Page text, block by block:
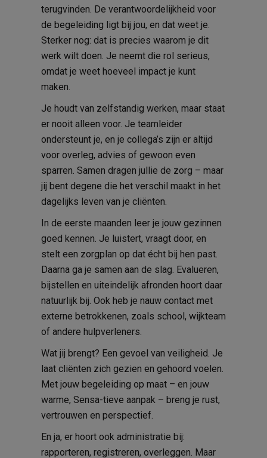
terugvinden. De verantwoordelijkheid voor
de begeleiding ligt bij jou, en dat weet je.
Sterker nog: dat is precies waarom je dit
werk wilt doen. Je neemt die rol serieus,
omdat je weet hoeveel impact je kunt
maken.
Je houdt van zelfstandig werken, maar staat
er nooit alleen voor. Je teamleider
ondersteunt je, en je collega’s zijn er altijd
voor overleg, advies of gewoon even
sparren. Samen dragen jullie de zorg – maar
jij bent degene die het verschil maakt in het
dagelijks leven van je cliënten.
In de eerste maanden leer je jouw gezinnen
goed kennen. Je luistert, vraagt door, en
stelt een zorgplan op dat écht bij hen past.
Daarna ga je samen aan de slag. Evalueren,
bijstellen en uiteindelijk afronden hoort daar
natuurlijk bij. Ook heb je nauw contact met
externe betrokkenen, zoals school, wijkteam
of andere hulpverleners.
Wat jij brengt? Een gevoel van veiligheid. Je
laat cliënten zich gezien en gehoord voelen.
Met jouw begeleiding op maat – en jouw
warme, Sensa-tieve aanpak – breng je rust,
vertrouwen en perspectief.
En ja, er hoort ook administratie bij:
rapporteren, registreren, overleggen. Maar